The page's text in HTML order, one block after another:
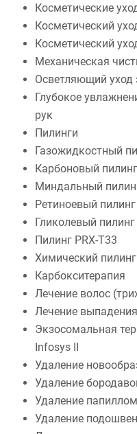
Косметические
Косметический
Косметический
Механическая
Осветляющий уход
Глубокое
рук
Пилинги
Газожидкостный
Карбоновый пилинг
Миндальный
Ретиноевый пилинг
Гликолевый пилинг
Пилинг PRX-T33
Химический
Карбокситерапия
Лечение волос
Лечение
Экзосомальная
Infosys II
Удаление
Удаление
Удаление
Удаление